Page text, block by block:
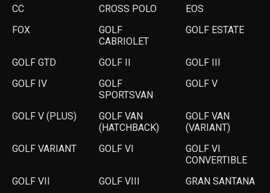
CC
CROSS POLO
EOS
FOX
GOLF
CABRIOLET
GOLF ESTATE
GOLF GTD GOLF II
GOLF III
GOLF IV
GOLF
SPORTSVAN
GOLF V
GOLF V (PLUS)
GOLF VAN
(HATCHBACK)
GOLF VAN
(VARIANT)
GOLF VARIANT
GOLF VI
GOLF VI
CONVERTIBLE
GOLF VII
GOLF VIII
GRAN SANTANA